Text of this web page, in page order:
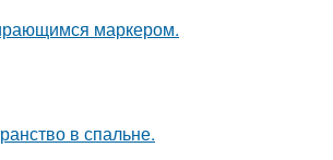
маркером.
в спальне.